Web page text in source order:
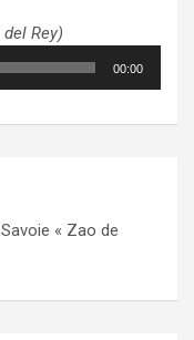
Rey)
00:00
« Zao de